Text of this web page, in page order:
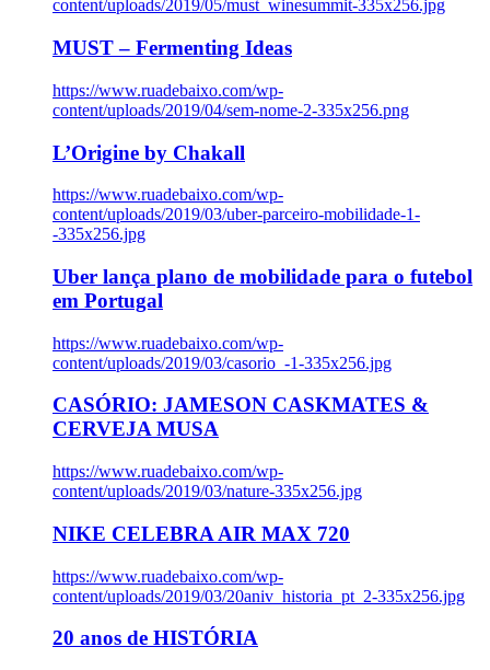
content/uploads/2019/05/must_winesummit-335x256.jpg
MUST – Fermenting Ideas
https://www.ruadebaixo.com/wp-
content/uploads/2019/04/sem-nome-2-335x256.png
L’Origine by Chakall
https://www.ruadebaixo.com/wp-
content/uploads/2019/03/uber-parceiro-mobilidade-1-
-335x256.jpg
Uber lança plano de mobilidade para o futebol
em Portugal
https://www.ruadebaixo.com/wp-
content/uploads/2019/03/casorio_-1-335x256.jpg
CASÓRIO: JAMESON CASKMATES &
CERVEJA MUSA
https://www.ruadebaixo.com/wp-
content/uploads/2019/03/nature-335x256.jpg
NIKE CELEBRA AIR MAX 720
https://www.ruadebaixo.com/wp-
content/uploads/2019/03/20aniv_historia_pt_2-335x256.jpg
20 anos de HISTÓRIA